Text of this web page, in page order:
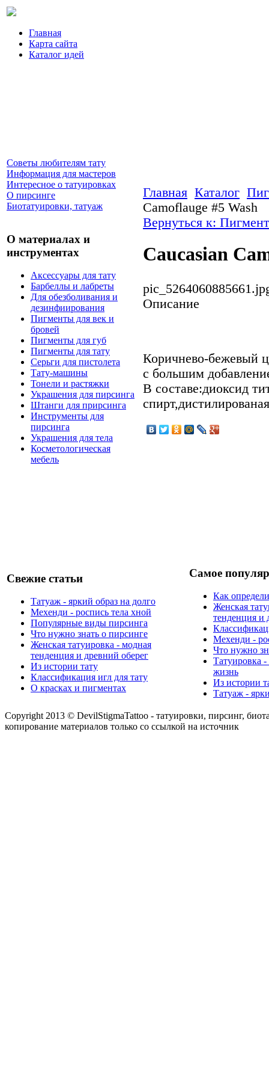
Главная
Карта сайта
Каталог идей
Советы любителям тату
Информация для мастеров
Интересное о татуировках
О пирсинге
Биотатуировки, татуаж
О материалах и
инструментах
Аксессуары для тату
Барбеллы и лабреты
Для обезболивания и
дезинфиирования
Пигменты для век и
бровей
Пигменты для губ
Пигменты для тату
Серьги для пистолета
Тату-машины
Тонели и растяжки
Украшения для пирсинга
Штанги для прирсинга
Инструменты для
пирсинга
Украшения для тела
Косметологическая
мебель
Главная Каталог
Camoflauge #5 Wash
Вернуться к:
Caucasian
Описание
Коричнево-бежевый
с большим
В составе:диоксид
Свежие статьи
Татуаж - яркий образ на долго
Мехенди - роспись тела хной
Популярные виды пирсинга
Что нужно знать о пирсинге
Женская татуировка - модная
тенденция и древний оберег
Из истории тату
Классификация игл для тату
О красках и пигментах
Самое
Как
Женская
тенденция и
Мехенди -
Что нужно
Татуировка
жизнь
Из истории
Татуаж -
Copyright 2013 © DevilStigmaTattoo - татуировки, пирсинг,
копирование материалов только со ссылкой на источник